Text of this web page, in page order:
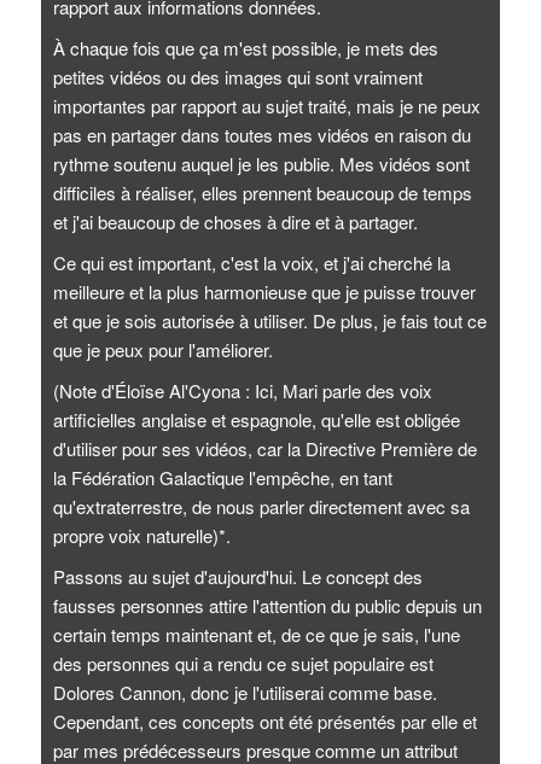
rapport aux informations données.
À chaque fois que ça m'est possible, je mets des
petites vidéos ou des images qui sont vraiment
importantes par rapport au sujet traité, mais je ne peux
pas en partager dans toutes mes vidéos en raison du
rythme soutenu auquel je les publie. Mes vidéos sont
difficiles à réaliser, elles prennent beaucoup de temps
et j'ai beaucoup de choses à dire et à partager.
Ce qui est important, c'est la voix, et j'ai cherché la
meilleure et la plus harmonieuse que je puisse trouver
et que je sois autorisée à utiliser. De plus, je fais tout ce
que je peux pour l'améliorer.
(Note d'Éloïse Al'Cyona : Ici, Mari parle des voix
artificielles anglaise et espagnole, qu'elle est obligée
d'utiliser pour ses vidéos, car la Directive Première de
la Fédération Galactique l'empêche, en tant
qu'extraterrestre, de nous parler directement avec sa
propre voix naturelle)*.
Passons au sujet d'aujourd'hui. Le concept des
fausses personnes attire l'attention du public depuis un
certain temps maintenant et, de ce que je sais, l'une
des personnes qui a rendu ce sujet populaire est
Dolores Cannon, donc je l'utiliserai comme base.
Cependant, ces concepts ont été présentés par elle et
par mes prédécesseurs presque comme un attribut